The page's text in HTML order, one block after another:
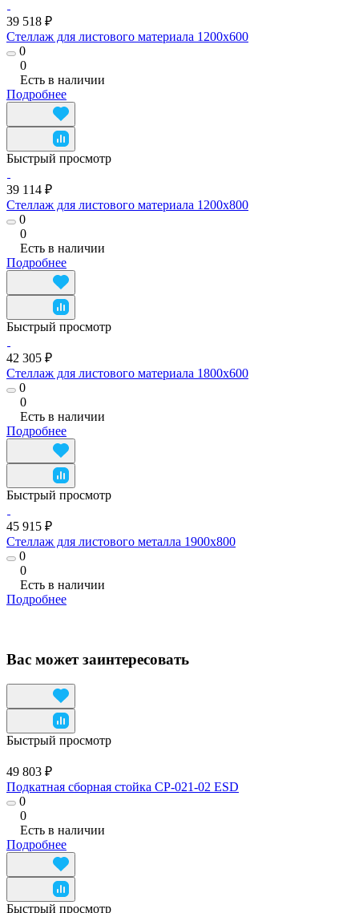
39 518 ₽
Стеллаж для листового материала 1200x600
0
0
Есть в наличии
Подробнее
Быстрый просмотр
39 114 ₽
Стеллаж для листового материала 1200x800
0
0
Есть в наличии
Подробнее
Быстрый просмотр
42 305 ₽
Стеллаж для листового материала 1800x600
0
0
Есть в наличии
Подробнее
Быстрый просмотр
45 915 ₽
Стеллаж для листового металла 1900x800
0
0
Есть в наличии
Подробнее
Вас может заинтересовать
Быстрый просмотр
49 803 ₽
Подкатная сборная стойка СР-021-02 ESD
0
0
Есть в наличии
Подробнее
Быстрый просмотр